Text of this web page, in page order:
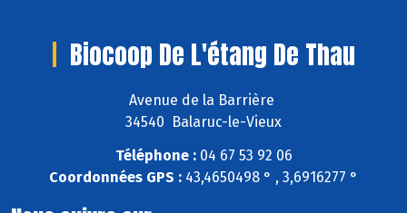
Biocoop De L'étang De Thau
Avenue de la Barrière
34540 Balaruc-le-Vieux
Téléphone :04 67 53 92 06
Coordonnées GPS : 43,4650498 ° , 3,6916277 °